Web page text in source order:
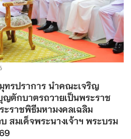
ทรปราการ นำคณะเจริญ
ตักบาตรถวายเป็นพระราช
ะราชพิธีมหามงคลเฉลิม
สมเด็จพระนางเจ้าฯ พระบรม